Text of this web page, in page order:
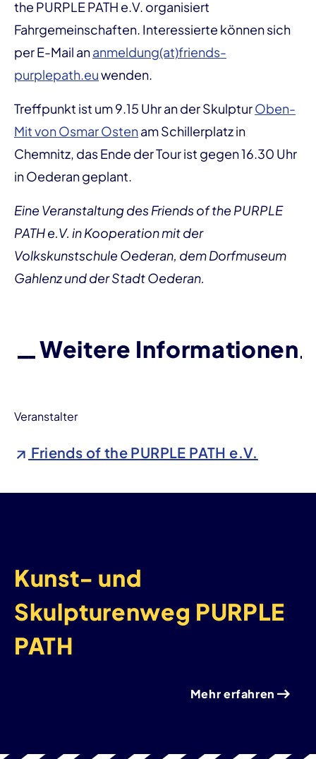
the PURPLE PATH e.V. organisiert
Fahrgemeinschaften. Interessierte können sich
per E-Mail ananmeldung(at)friends-
purplepath.euwenden.
Treffpunkt ist um 9.15 Uhr an der SkulpturOben-
Mit von Osmar Ostenam Schillerplatz in
Chemnitz, das Ende der Tour ist gegen 16.30 Uhr
in Oederan geplant.
Eine Veranstaltung des Friends of the PURPLE
PATH e.V. in Kooperation mit der
Volkskunstschule Oederan, dem Dorfmuseum
Gahlenz und der Stadt Oederan.
Weitere Informationen
Veranstalter
Friends of the PURPLE PATH e.V.
Kunst- und
Skulpturenweg PURPLE
PATH
Mehr erfahren